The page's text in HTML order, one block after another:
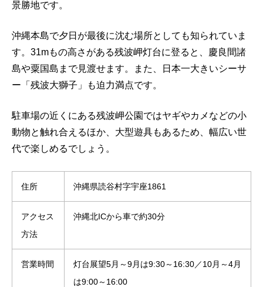
景勝地です。
沖縄本島で夕日が最後に沈む場所としても知られていま
す。31mもの高さがある残波岬灯台に登ると、慶良間諸
島や粟国島まで見渡せます。また、日本一大きいシーサ
ー「残波大獅子」も迫力満点です。
駐車場の近くにある残波岬公園ではヤギやカメなどの小
動物と触れ合えるほか、大型遊具もあるため、幅広い世
代で楽しめるでしょう。
住所 沖縄県読谷村字宇座1861
アクセス
方法
沖縄北ICから車で約30分
営業時間
灯台展望5月～9月は9:30～16:30／10月～4月
は9:00～16:00